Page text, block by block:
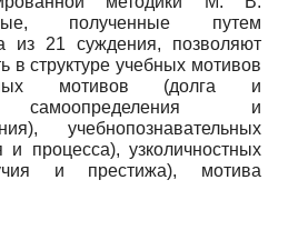
полученные путем
из 21 суждения, позволяют
в структуре учебных мотивов
мотивов (долга и
самоопределения и
учебнопознавательных
процесса), узколичностных
и престижа), мотива